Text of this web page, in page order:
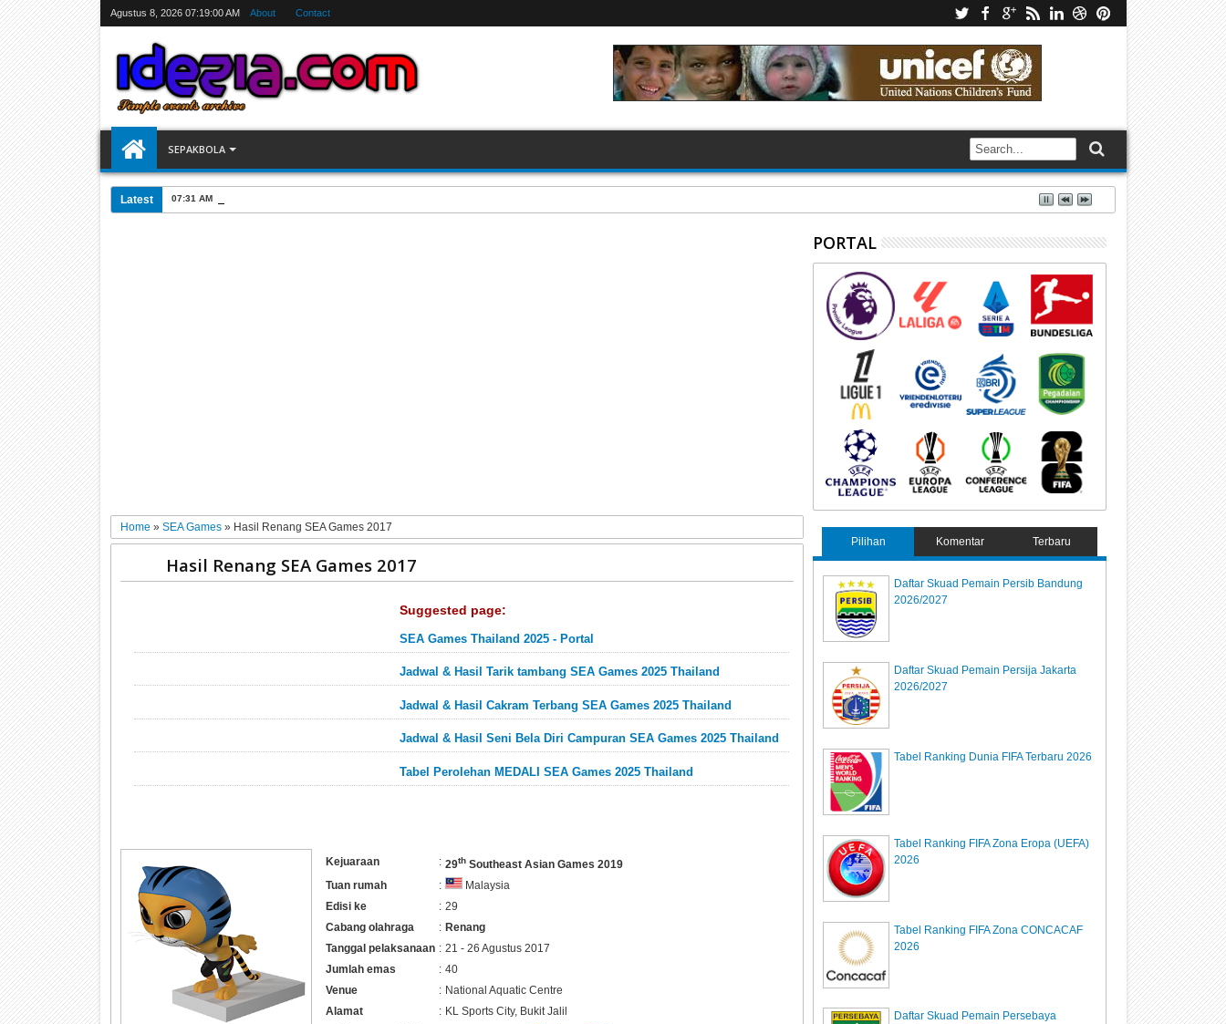
Agustus 8, 2026 07:19:01 AM About Contact
SEPAKBOLA
Latest 07:31 AM
Home » SEA Games » Hasil Renang SEA Games 2017
Hasil Renang SEA Games 2017
Suggested page:
SEA Games Thailand 2025 - Portal
Jadwal & Hasil Tarik tambang SEA Games 2025 Thailand
Jadwal & Hasil Cakram Terbang SEA Games 2025 Thailand
Jadwal & Hasil Seni Bela Diri Campuran SEA Games 2025 Thailand
Tabel Perolehan MEDALI SEA Games 2025 Thailand
Kejuaraan : 29thSoutheast Asian Games 2019
Tuan rumah
:
Malaysia
Edisi ke
: 29
Cabang olahraga
: Renang
Tanggal pelaksanaan : 21 - 26 Agustus 2017
Jumlah emas
: 40
Venue
: National Aquatic Centre
Alamat
: KL Sports City, Bukit Jalil
PORTAL
Pilihan Komentar Terbaru
Daftar Skuad Pemain Persib Bandung
2026/2027
Daftar Skuad Pemain Persija Jakarta
2026/2027
Tabel Ranking Dunia FIFA Terbaru 2026
Tabel Ranking FIFA Zona Eropa (UEFA)
2026
Tabel Ranking FIFA Zona CONCACAF
2026
Daftar Skuad Pemain Persebaya